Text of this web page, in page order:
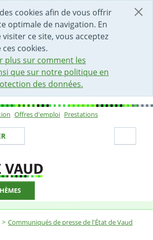
cookies afin de vous offrir
optimale de navigation. En
ce site, vous acceptez
cookies.
plus sur comment les
que sur notre politique en
des données.
DE LA PAGE
DE RECHERCHE
CONTACT
Offres d'emploi Prestations
Communiqués de presse de l'État de Vaud
renouvelée pour soutenir le Festival